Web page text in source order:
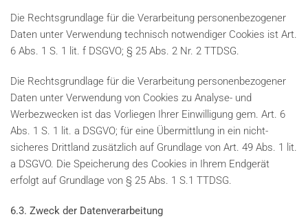
Die Rechtsgrundlage für die Verarbeitung personenbezogener
Daten unter Verwendung technisch notwendiger Cookies ist Art.
6 Abs. 1 S. 1 lit. f DSGVO; § 25 Abs. 2 Nr. 2 TTDSG.
Die Rechtsgrundlage für die Verarbeitung personenbezogener
Daten unter Verwendung von Cookies zu Analyse- und
Werbezwecken ist das Vorliegen Ihrer Einwilligung gem. Art. 6
Abs. 1 S. 1 lit. a DSGVO; für eine Übermittlung in ein nicht-
sicheres Drittland zusätzlich auf Grundlage von Art. 49 Abs. 1 lit.
a DSGVO. Die Speicherung des Cookies in Ihrem Endgerät
erfolgt auf Grundlage von § 25 Abs. 1 S.1 TTDSG.
6.3. Zweck der Datenverarbeitung